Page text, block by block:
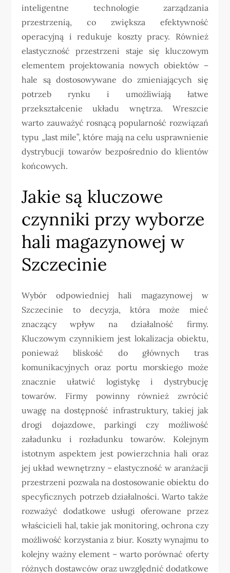
inteligentne technologie zarządzania
przestrzenią, co zwiększa efektywność
operacyjną i redukuje koszty pracy. Również
elastyczność przestrzeni staje się kluczowym
elementem projektowania nowych obiektów –
hale są dostosowywane do zmieniających się
potrzeb rynku i umożliwiają łatwe
przekształcenie układu wnętrza. Wreszcie
warto zauważyć rosnącą popularność rozwiązań
typu „last mile”, które mają na celu usprawnienie
dystrybucji towarów bezpośrednio do klientów
końcowych.
Jakie są kluczowe
czynniki przy wyborze
hali magazynowej w
Szczecinie
Wybór odpowiedniej hali magazynowej w
Szczecinie to decyzja, która może mieć
znaczący wpływ na działalność firmy.
Kluczowym czynnikiem jest lokalizacja obiektu,
ponieważ bliskość do głównych tras
komunikacyjnych oraz portu morskiego może
znacznie ułatwić logistykę i dystrybucję
towarów. Firmy powinny również zwrócić
uwagę na dostępność infrastruktury, takiej jak
drogi dojazdowe, parkingi czy możliwość
załadunku i rozładunku towarów. Kolejnym
istotnym aspektem jest powierzchnia hali oraz
jej układ wewnętrzny – elastyczność w aranżacji
przestrzeni pozwala na dostosowanie obiektu do
specyficznych potrzeb działalności. Warto także
rozważyć dodatkowe usługi oferowane przez
właścicieli hal, takie jak monitoring, ochrona czy
możliwość korzystania z biur. Koszty wynajmu to
kolejny ważny element – warto porównać oferty
różnych dostawców oraz uwzględnić dodatkowe